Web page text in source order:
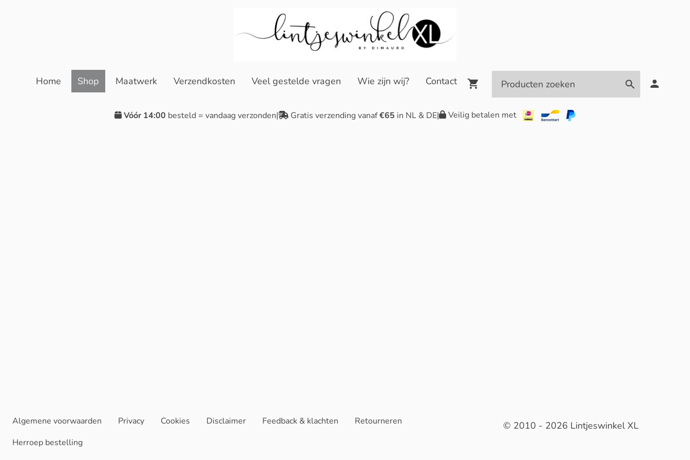
Home Shop Maatwerk Verzendkosten Veel gestelde vragen Wie zijn wij? Contact
Vóór 14:00 besteld = vandaag verzonden| Gratis verzending vanaf€65 in NL & DE| Veilig betalen met
Algemene voorwaarden Privacy Cookies Disclaimer Feedback & klachten
Retourneren
Herroep bestelling
© 2010 - 2026 Lintjeswinkel XL